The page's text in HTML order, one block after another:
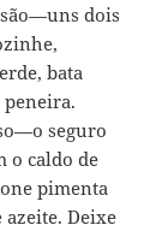
dois
bata
seguro
o caldo de
pimenta
Deixe